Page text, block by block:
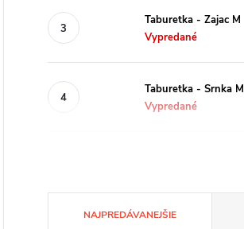
Taburetka - Zajac M
Vypredané
Taburetka - Srnka M
Vypredané
NAJPREDÁVANEJŠIE